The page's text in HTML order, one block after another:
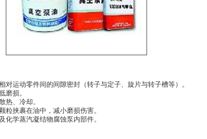
对运动零件间的间隙密封（转子与定子、旋片与转子槽等）。
磨损。
热、冷却。
粒挟裹在油中，减小磨损伤害。
化学蒸汽凝结物腐蚀泵内部件。